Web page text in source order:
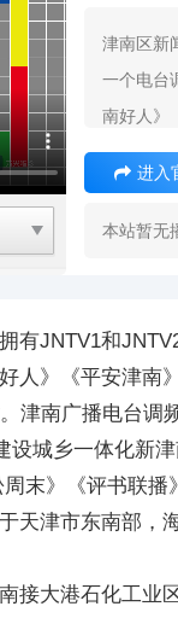
津南区新
一个电台
南好人》
进入
本站暂无
有JNTV1和
人》《平安津
南广播电台调
设城乡一体化新
末》《评书联播
天津市东南部，
接大港石化工业